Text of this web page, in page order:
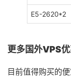
E5-2620*2
更多国外VPS
目前值得购买的便